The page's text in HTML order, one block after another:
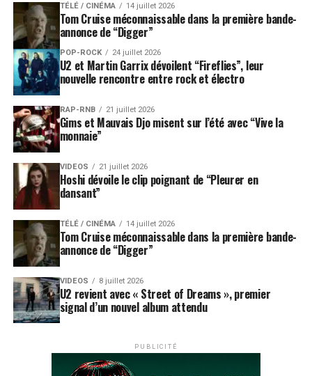
TÉLÉ / CINÉMA 14 juillet 2026
Tom Cruise méconnaissable dans la première bande-
annonce de “Digger”
POP-ROCK 24 juillet 2026
U2 et Martin Garrix dévoilent “Fireflies”, leur
nouvelle rencontre entre rock et électro
RAP-RNB 21 juillet 2026
Gims et Mauvais Djo misent sur l’été avec “Vive la
monnaie”
VIDEOS 21 juillet 2026
Hoshi dévoile le clip poignant de “Pleurer en
dansant”
TÉLÉ / CINÉMA 14 juillet 2026
Tom Cruise méconnaissable dans la première bande-
annonce de “Digger”
VIDEOS 8 juillet 2026
U2 revient avec « Street of Dreams », premier
signal d’un nouvel album attendu
PUBLICITÉ